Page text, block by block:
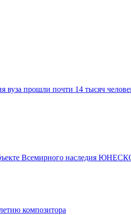
прошли почти 14 тысяч
Всемирного наследия
композитора